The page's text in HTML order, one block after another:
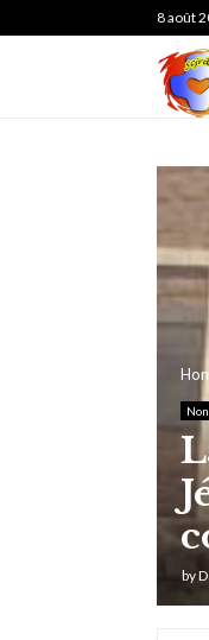
8 août
de la Paroisse Sainte
by